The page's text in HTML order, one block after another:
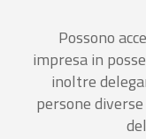
Possono
impresa in
inoltre
persone